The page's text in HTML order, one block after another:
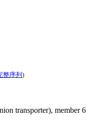
整序列 )
transporter), member 6